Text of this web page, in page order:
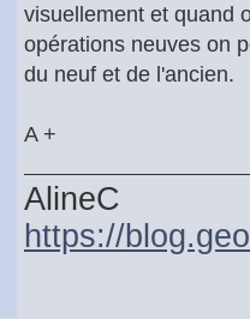
visuellement et quand
opérations neuves on
du neuf et de l'ancien.
A +
AlineC
https://